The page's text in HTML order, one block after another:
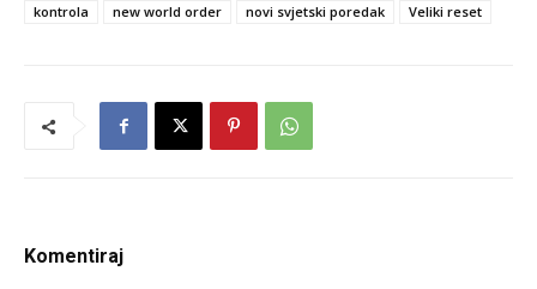
kontrola
new world order novi svjetski poredak Veliki reset
Komentiraj